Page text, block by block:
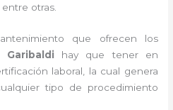
otras.
que ofrecen los
hay que tener en
laboral, la cual genera
tipo de procedimiento